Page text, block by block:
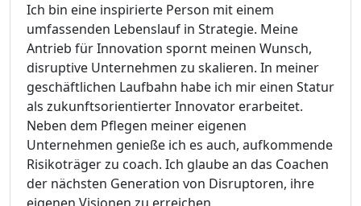
Ich bin eine inspirierte Person mit einem
umfassenden Lebenslauf in Strategie. Meine
Antrieb für Innovation spornt meinen Wunsch,
disruptive Unternehmen zu skalieren. In meiner
geschäftlichen Laufbahn habe ich mir einen Statur
als zukunftsorientierter Innovator erarbeitet.
Neben dem Pflegen meiner eigenen
Unternehmen genieße ich es auch, aufkommende
Risikoträger zu coach. Ich glaube an das Coachen
der nächsten Generation von Disruptoren, ihre